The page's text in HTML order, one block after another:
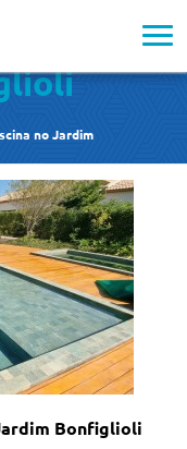
no Jardim
Bonfiglioli